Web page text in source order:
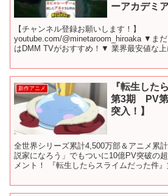
ーアカデミ
【チャンネル登録お願いします！】
youtube.com/@minetaroom_hiroaka ▼ま
はDMM TVがおすすめ！▼ 業界最安値な
新作アニメ
『転生した
第3期 PV第
突入！】
全世界シリーズ累計4,500万部＆アニメ累
説家になろう」でもついに10億PV突破の
メント！ 『転生したらスライムだった件